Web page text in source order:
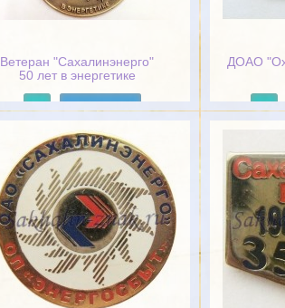
Ветеран "Сахалинэнерго"
50 лет в энергетике
ДОАО